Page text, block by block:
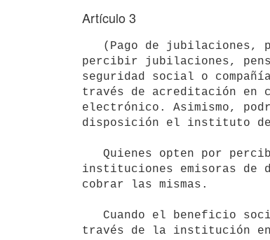
Artículo 3
percibir jubilaciones,
seguridad social o
través de acreditación en
electrónico. Asimismo,
disposición el instituto de
instituciones emisoras
cobrar las mismas.
través de la institución